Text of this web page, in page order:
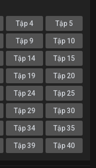
Tập 4 Tập 5
Tập 9 Tập 10
Tập 14 Tập 15
Tập 19 Tập 20
Tập 24 Tập 25
Tập 29 Tập 30
Tập 34 Tập 35
Tập 39 Tập 40